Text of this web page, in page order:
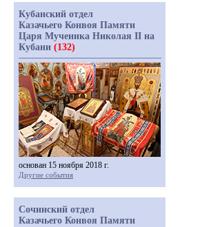
Кубанский отдел
Казачьего Конвоя Памяти
Царя Мученика Николая II на
Кубани (132)
основан 15 ноября 2018 г.
Другие события
Сочинский отдел
Казачьего Конвоя Памяти